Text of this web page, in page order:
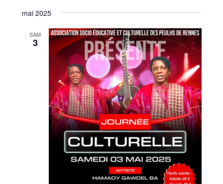
mai 2025
SAM
3